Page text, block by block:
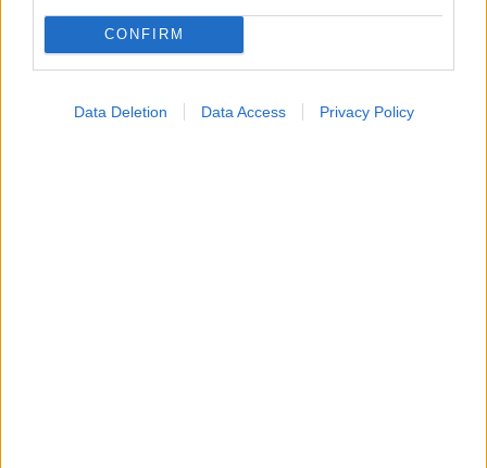
CONFIRM
Data Deletion Data Access Privacy Policy
Κυριακή, 22 Σεπτεμβρίου 2024, 12:00